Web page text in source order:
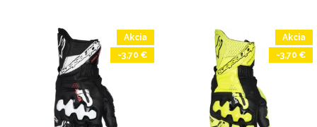
Akcia
-3,70 €
Akcia
-3,70 €